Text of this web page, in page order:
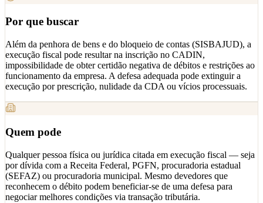
Por que buscar
Além da penhora de bens e do bloqueio de contas (SISBAJUD), a
execução fiscal pode resultar na inscrição no CADIN,
impossibilidade de obter certidão negativa de débitos e restrições ao
funcionamento da empresa. A defesa adequada pode extinguir a
execução por prescrição, nulidade da CDA ou vícios processuais.
Quem pode
Qualquer pessoa física ou jurídica citada em execução fiscal — seja
por dívida com a Receita Federal, PGFN, procuradoria estadual
(SEFAZ) ou procuradoria municipal. Mesmo devedores que
reconhecem o débito podem beneficiar-se de uma defesa para
negociar melhores condições via transação tributária.